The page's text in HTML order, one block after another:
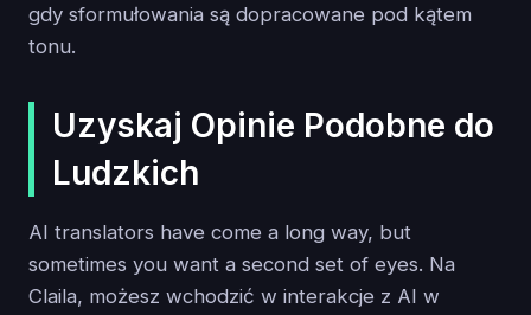
gdy sformułowania są dopracowane pod kątem
tonu.
Uzyskaj Opinie Podobne do
Ludzkich
AI translators have come a long way, but
sometimes you want a second set of eyes. Na
Claila, możesz wchodzić w interakcje z AI w